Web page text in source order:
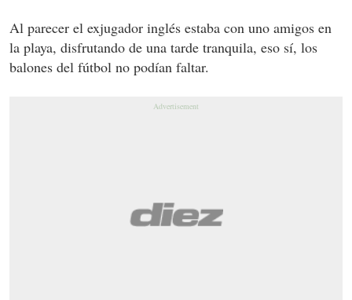
Al parecer el exjugador inglés estaba con uno amigos en
la playa, disfrutando de una tarde tranquila, eso sí, los
balones del fútbol no podían faltar.